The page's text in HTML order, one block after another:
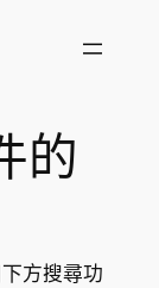
的
方搜尋功